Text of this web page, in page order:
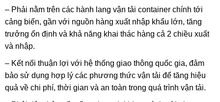
– Phải nằm trên các hành lang vận tải container chính tới
cảng biển, gần với nguồn hàng xuất nhập khẩu lớn, tăng
trưởng ổn định và khả năng khai thác hàng cả 2 chiều xuất
và nhập.
– Kết nối thuận lợi với hệ thống giao thông quốc gia, đảm
bảo sử dụng hợp lý các phương thức vận tải để tăng hiệu
quả về chi phí, thời gian và an toàn trong quá trình vận tải.